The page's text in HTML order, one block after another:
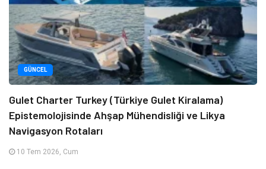
GÜNCEL
Gulet Charter Turkey (Türkiye Gulet Kiralama)
Epistemolojisinde Ahşap Mühendisliği ve Likya
Navigasyon Rotaları
10 Tem 2026, Cum